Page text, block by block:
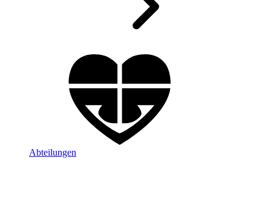
Abteilungen